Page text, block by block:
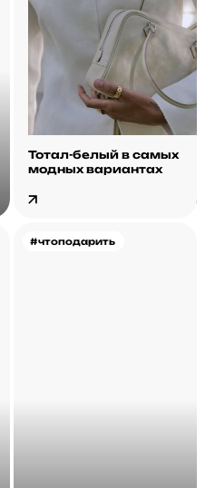
Тотал-белый в самых
модных вариантах
#чтоподарить